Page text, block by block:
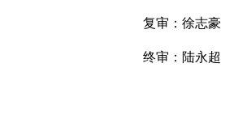
复审：徐志豪
终审：陆永超